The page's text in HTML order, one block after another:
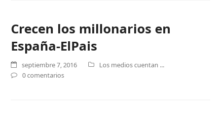
Crecen los millonarios en
España-ElPais
septiembre 7, 2016
Los medios cuentan ...
0 comentarios